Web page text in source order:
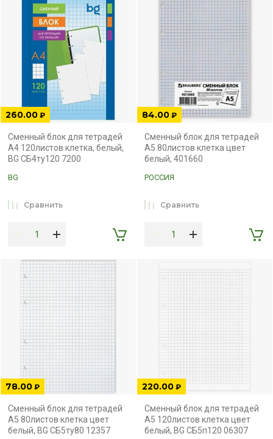
260.00 ₽
Сменный блок для тетрадей
А4 120листов клетка, белый,
BG СБ4ту120 7200
BG
Сравнить
84.00 ₽
Сменный блок для тетрадей
А5 80листов клетка цвет
белый, 401660
РОССИЯ
Сравнить
78.00 ₽
Сменный блок для тетрадей
А5 80листов клетка цвет
белый, BG СБ5ту80 12357
220.00 ₽
Сменный блок для тетрадей
А5 120листов клетка цвет
белый, BG СБ5п120 06307